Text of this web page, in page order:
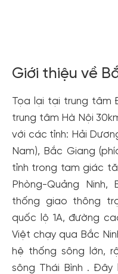
Giới thiệu về
Tọa lại tại trung tâm
trung tâm Hà Nội
với các tỉnh: Hải
Nam), Bắc Giang
tỉnh trong tam giác
Phòng-Quảng
thống giao thông
quốc lộ 1A, đường
Việt chạy qua Bắc
hệ thống sông lớn,
sông Thái Bình .